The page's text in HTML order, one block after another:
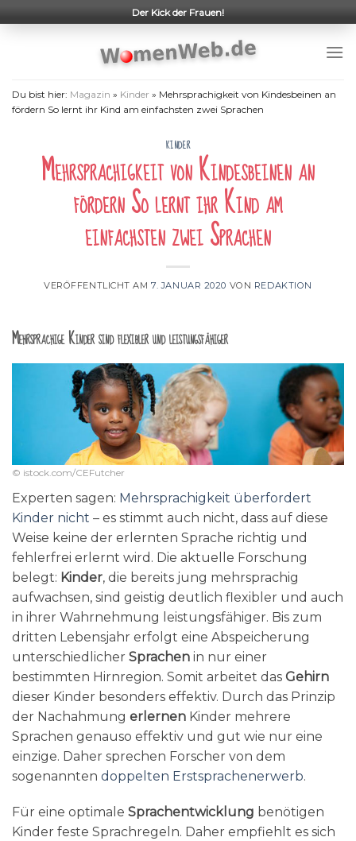
to
Der Kick der Frauen!
Du bist hier: Magazin » Kinder » Mehrsprachigkeit von Kindesbeinen an
fördern So lernt ihr Kind am einfachsten zwei Sprachen
KINDER
Mehrsprachigkeit von Kindesbeinen an
fördern So lernt ihr Kind am
einfachsten zwei Sprachen
VERÖFFENTLICHT AM7. JANUAR 2020 VON REDAKTION
Mehrsprachige Kinder sind flexibler und leistungsfähiger
© istock.com/CEFutcher
Experten sagen: Mehrsprachigkeit überfordert
Kinder nicht – es stimmt auch nicht, dass auf diese
Weise keine der erlernten Sprache richtig und
fehlerfrei erlernt wird. Die aktuelle Forschung
belegt: Kinder, die bereits jung mehrsprachig
aufwachsen, sind geistig deutlich flexibler und auch
in ihrer Wahrnehmung leistungsfähiger. Bis zum
dritten Lebensjahr erfolgt eine Abspeicherung
unterschiedlicher Sprachen in nur einer
bestimmten Hirnregion. Somit arbeitet das Gehirn
dieser Kinder besonders effektiv. Durch das Prinzip
der Nachahmung erlernen Kinder mehrere
Sprachen genauso effektiv und gut wie nur eine
einzige. Daher sprechen Forscher von dem
sogenannten doppelten Erstsprachenerwerb.
Für eine optimale Sprachentwicklung benötigen
Kinder feste Sprachregeln. Daher empfiehlt es sich